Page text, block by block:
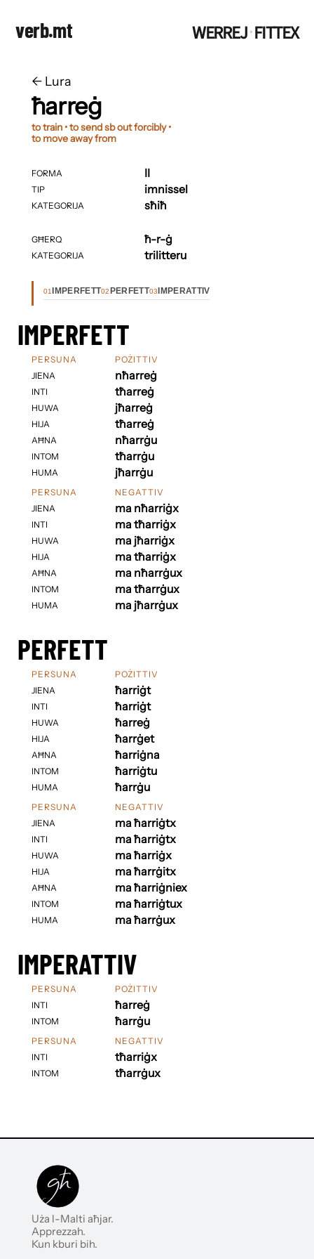
verb.mt WERREJ·FITTEX
← ​​Lura
ħarreġ
to train • to send sb out forcibly •
to move away from
FORMA
TIP
KATEGORIJA
GĦERQ
KATEGORIJA
II
imnissel
sħiħ
ħ-r-ġ
trilitteru
01 IMPERFETT02 PERFETT03 IMPERATTIV
IMPERFETT
PERSUNA
JIENA
INTI
HUWA
HIJA
AĦNA
INTOM
HUMA
POŻITTIV
nħarreġ
tħarreġ
jħarreġ
tħarreġ
nħarrġu
tħarrġu
jħarrġu
PERSUNA
JIENA
INTI
HUWA
HIJA
AĦNA
INTOM
HUMA
NEGATTIV
ma nħarriġx
ma tħarriġx
ma jħarriġx
ma tħarriġx
ma nħarrġux
ma tħarrġux
ma jħarrġux
PERFETT
PERSUNA
JIENA
INTI
HUWA
HIJA
AĦNA
INTOM
HUMA
POŻITTIV
ħarriġt
ħarriġt
ħarreġ
ħarrġet
ħarriġna
ħarriġtu
ħarrġu
PERSUNA
JIENA
INTI
HUWA
HIJA
AĦNA
INTOM
HUMA
NEGATTIV
ma ħarriġtx
ma ħarriġtx
ma ħarriġx
ma ħarrġitx
ma ħarriġniex
ma ħarriġtux
ma ħarrġux
IMPERATTIV
PERSUNA
INTI
INTOM
POŻITTIV
ħarreġ
ħarrġu
PERSUNA
INTI
INTOM
NEGATTIV
tħarriġx
tħarrġux
Uża l-Malti aħjar.
Apprezzah.
Kun kburi bih.